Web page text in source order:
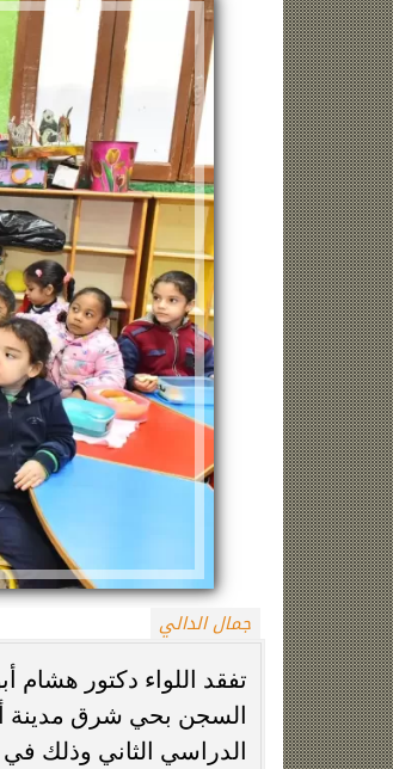
جمال الدالي
تفقد اللواء دكتور هشام
السجن بحي شرق مدينة
الدراسي الثاني وذلك في